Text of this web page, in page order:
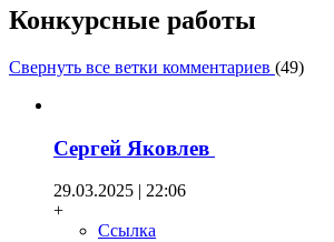
Конкурсные работы
Свернуть все ветки комментариев (49)
Сергей Яковлев
29.03.2025 | 22:06
+
Ссылка